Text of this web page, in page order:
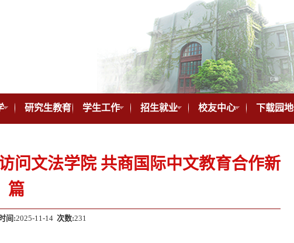
研究生教育 学生工作 招生就业 校友中心 下载园地
问文法学院 共商国际中文教育合作新
篇
时间:2025-11-14 次数:231